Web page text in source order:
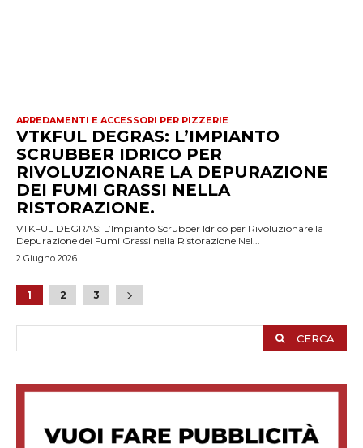
ARREDAMENTI E ACCESSORI PER PIZZERIE
VTKFUL DEGRAS: L’IMPIANTO
SCRUBBER IDRICO PER
RIVOLUZIONARE LA DEPURAZIONE
DEI FUMI GRASSI NELLA
RISTORAZIONE.
VTKFUL DEGRAS: L’Impianto Scrubber Idrico per Rivoluzionare la
Depurazione dei Fumi Grassi nella Ristorazione Nel...
2 Giugno 2026
1 2 3
CERCA